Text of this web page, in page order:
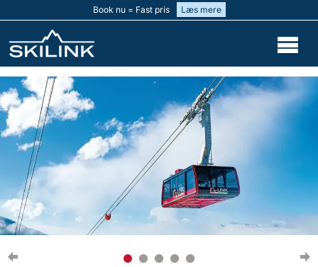
Book nu = Fast pris Læs mere